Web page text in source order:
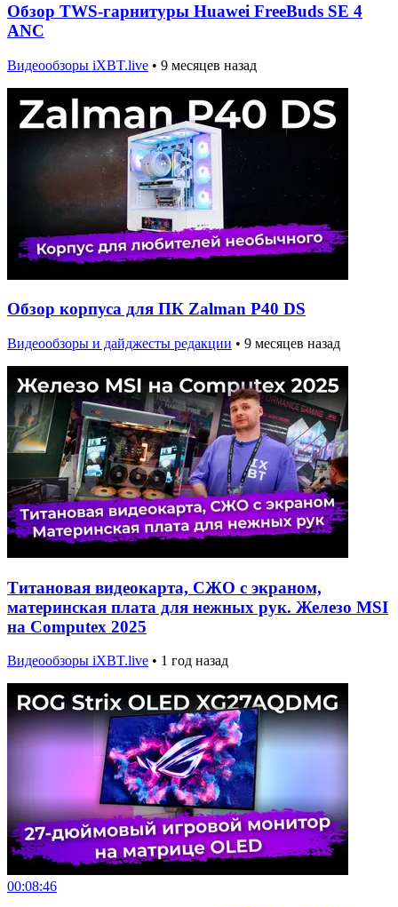
Обзор TWS-гарнитуры Huawei FreeBuds SE 4
ANC
Видеообзоры iXBT.live • 9 месяцев назад
Обзор корпуса для ПК Zalman P40 DS
Видеообзоры и дайджесты редакции • 9 месяцев назад
Титановая видеокарта, СЖО с экраном,
материнская плата для нежных рук. Железо MSI
на Computex 2025
Видеообзоры iXBT.live • 1 год назад
00:08:46